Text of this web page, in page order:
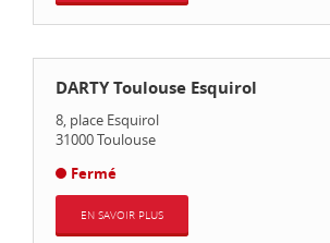
DARTY Toulouse Esquirol
8, place Esquirol
31000Toulouse
Fermé
EN SAVOIR PLUS